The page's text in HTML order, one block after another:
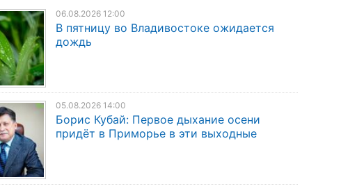
06.08.2026 12:00
В пятницу во Владивостоке ожидается
дождь
05.08.2026 14:00
Борис Кубай: Первое дыхание осени
придёт в Приморье в эти выходные